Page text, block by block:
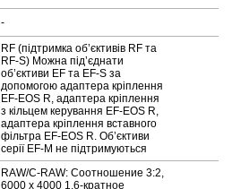
-
RF (підтримка об’єктивів RF та
RF-S) Можна під’єднати
об’єктиви EF та EF-S за
допомогою адаптера кріплення
EF-EOS R, адаптера кріплення
з кільцем керування EF-EOS R,
адаптера кріплення вставного
фільтра EF-EOS R. Об’єктиви
серії EF-M не підтримуються
RAW/C-RAW: Соотношение 3:2,
6000 x 4000 1,6-кратное